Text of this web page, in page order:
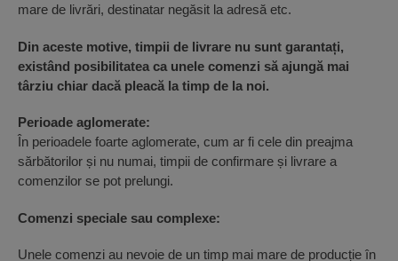
mare de livrări, destinatar negăsit la adresă etc.
Din aceste motive, timpii de livrare nu sunt garantați,
existând posibilitatea ca unele comenzi să ajungă mai
târziu chiar dacă pleacă la timp de la noi.
Perioade aglomerate:
În perioadele foarte aglomerate, cum ar fi cele din preajma
sărbătorilor și nu numai, timpii de confirmare și livrare a
comenzilor se pot prelungi.
Comenzi speciale sau complexe:
Unele comenzi au nevoie de un timp mai mare de producție în